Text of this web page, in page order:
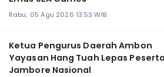
Rabu, 05 Agu 2026 13:53 WIB
Ketua Pengurus Daerah Ambon
Yayasan Hang Tuah Lepas Peserta
Jambore Nasional